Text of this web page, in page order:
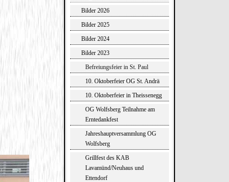
Bilder 2026
Bilder 2025
Bilder 2024
Bilder 2023
Befreiungsfeier in St. Paul
10. Oktoberfeier OG St. Andrä
10. Oktoberfeier in Theissenegg
OG Wolfsberg Teilnahme am
Erntedankfest
Jahreshauptversammlung OG
Wolfsberg
Grillfest des KAB
Lavamünd/Neuhaus und
Ettendorf